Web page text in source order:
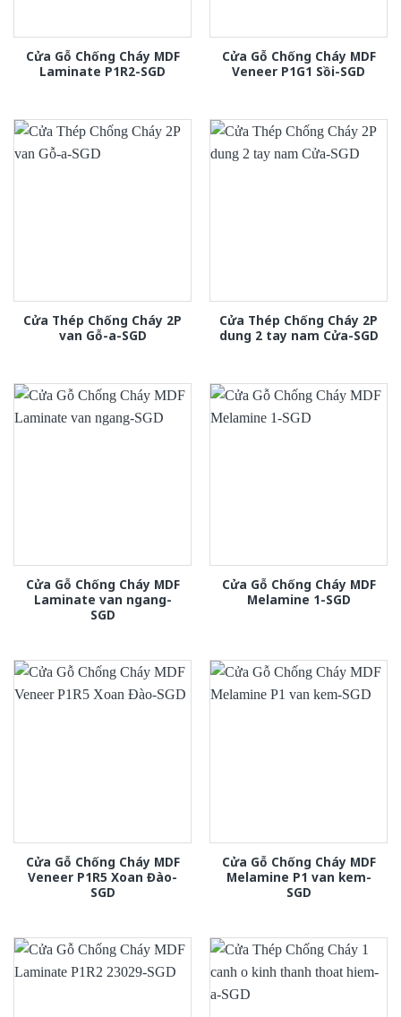
Cửa Gỗ Chống Cháy MDF
Laminate P1R2-SGD
Cửa Gỗ Chống Cháy MDF
Veneer P1G1 Sồi-SGD
Cửa Thép Chống Cháy 2P
van Gỗ-a-SGD
Cửa Thép Chống Cháy 2P
dung 2 tay nam Cửa-SGD
Cửa Gỗ Chống Cháy MDF
Laminate van ngang-
SGD
Cửa Gỗ Chống Cháy MDF
Melamine 1-SGD
Cửa Gỗ Chống Cháy MDF
Veneer P1R5 Xoan Đào-
SGD
Cửa Gỗ Chống Cháy MDF
Melamine P1 van kem-
SGD